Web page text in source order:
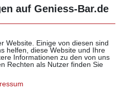
die Kappe eingepresst wurde
Vodka, Whisky, Rum,
15 mm / Gesamt 162 mm
auf Geniess-Bar.de
Website. Einige von diesen sind
helfen, diese Website und Ihre
Informationen zu den von uns
Rechten als Nutzer finden Sie